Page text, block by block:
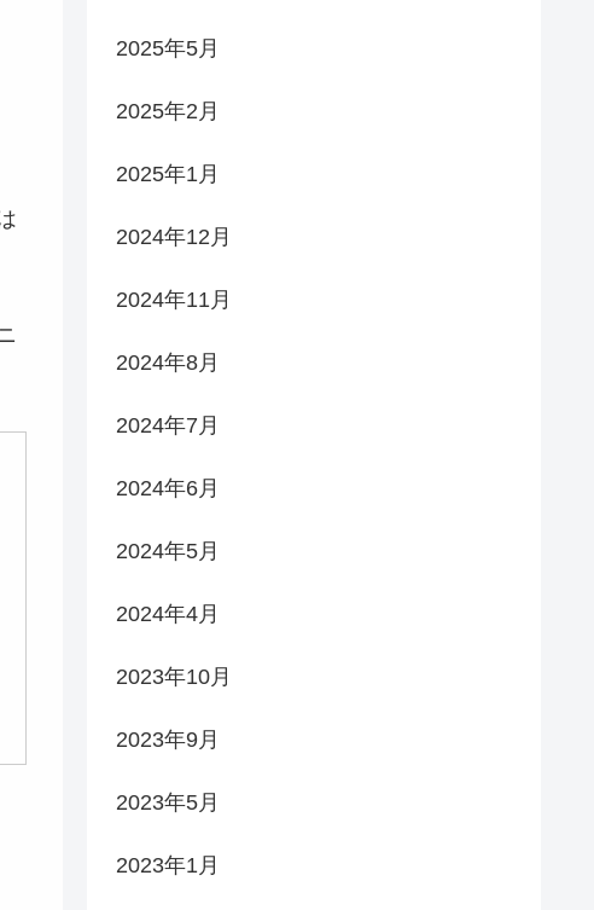
2025年5月
2025年2月
2025年1月
2024年12月
2024年11月
2024年8月
2024年7月
2024年6月
2024年5月
2024年4月
2023年10月
2023年9月
2023年5月
2023年1月